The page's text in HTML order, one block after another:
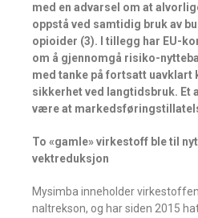
med en advarsel om at
oppstå ved samtidig bruk av
opioider (3). I tillegg har EU-
om å gjennomgå risiko-
med tanke på fortsatt
sikkerhet ved langtidsbruk. Et
være at
To «gamle» virkestoff ble til
vektreduksjon
Mysimba inneholder
naltrekson, og har siden 2015